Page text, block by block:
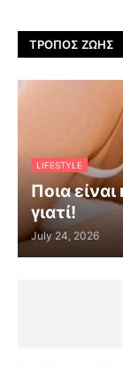
ΤΡΌΠΟΣ ΖΩΉΣ
LIFESTYLE
Ποια
γιατί!
July 24, 2026